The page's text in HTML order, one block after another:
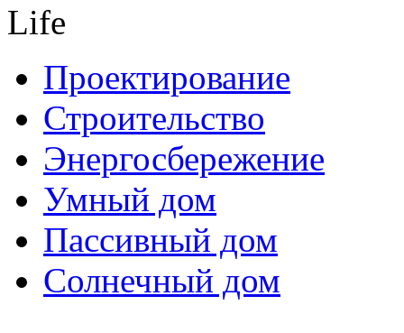
Проектирование
Строительство
Энергосбережение
Умный дом
Пассивный дом
Солнечный дом